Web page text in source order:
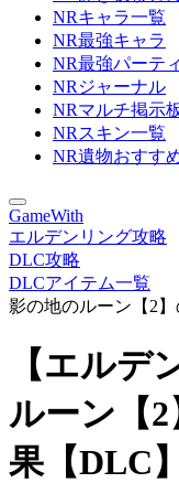
NRキャラ一覧
NR最強キャラ
NR最強パーティ
NRジャーナル
NRマルチ掲示
NRスキン一覧
NR遺物おすす
GameWith
エルデンリング攻略
DLC攻略
DLCアイテム一覧
影の地のルーン【2
【エルデ
ルーン【
果【DLC】